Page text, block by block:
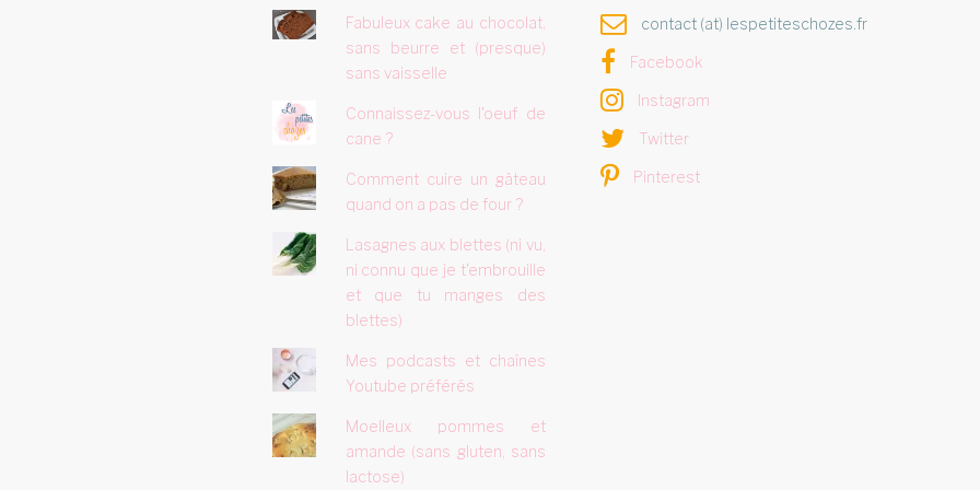
Fabuleux cake au chocolat,
sans beurre et (presque)
sans vaisselle
Connaissez-vous l'oeuf de
cane ?
Comment cuire un gâteau
quand on a pas de four ?
Lasagnes aux blettes (ni vu,
ni connu que je t'embrouille
et que tu manges des
blettes)
Mes podcasts et chaînes
Youtube préférés
Moelleux pommes et
amande (sans gluten, sans
lactose)
contact (at) lespetiteschozes.fr
Facebook
Instagram
Twitter
Pinterest